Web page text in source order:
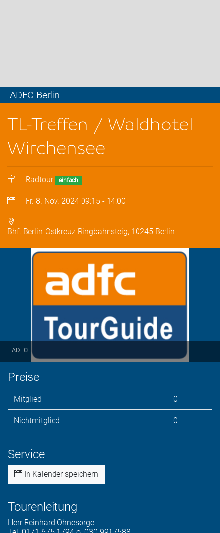
ADFC Berlin
TL-Treffen / Waldhotel
Wirchensee
Radtour einfach
Fr. 8. Nov. 2024 09:15 - 14:00
Bhf. Berlin-Ostkreuz Ringbahnsteig, 10245 Berlin
ADFC
Preise
Mitglied 0
Nichtmitglied 0
Service
In Kalender speichern
Tourenleitung
Herr Reinhard Ohnesorge